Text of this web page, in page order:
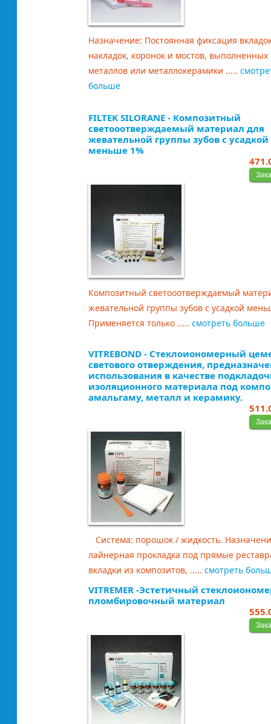
Назначение: Постоянная фиксация
накладок, коронок и мостов, выполненных
металлов или металлокерамики .....
больше
FILTEK SILORANE - Композитный
светооотверждаемый материал для
жевательной группы зубов с усадкой
меньше 1%
Композитный светооотверждаемый
жевательной группы зубов с усадкой
Применяется только ..... смотреть больше
VITREBOND - Стеклоиономерный
светового отверждения,
использования в качестве
изоляционного материала под
амальгаму, металл и керамику.
Система: порошок / жидкость.
лайнерная прокладка под прямые
вкладки из композитов, ..... смотреть
VITREMER -Эстетичный
пломбировочный материал